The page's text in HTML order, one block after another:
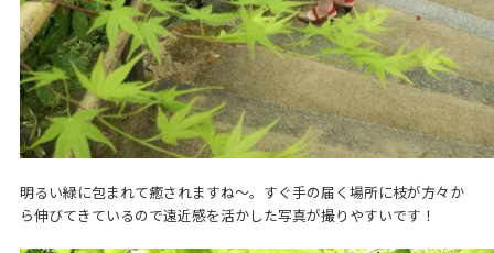
明るい緑に包まれて癒されますね〜。すぐ手の届く場所に枝が方々か
ら伸びてきているので遠近感を活かした写真が撮りやすいです！